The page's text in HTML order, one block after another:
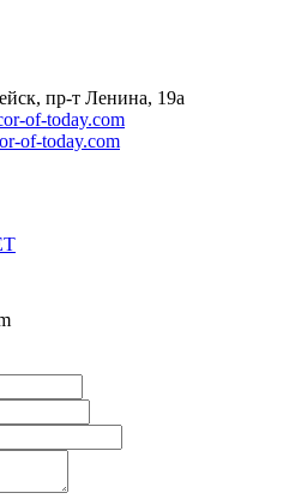
пр-т Ленина, 19а
of-today.com
of-today.com